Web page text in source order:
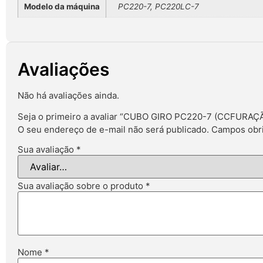
Modelo da máquina PC220-7, PC220LC-7
Avaliações
Não há avaliações ainda.
Seja o primeiro a avaliar “CUBO GIRO PC220-7
O seu endereço de e-mail não será publicado. Campos
Sua avaliação *
Sua avaliação sobre o produto *
Nome *